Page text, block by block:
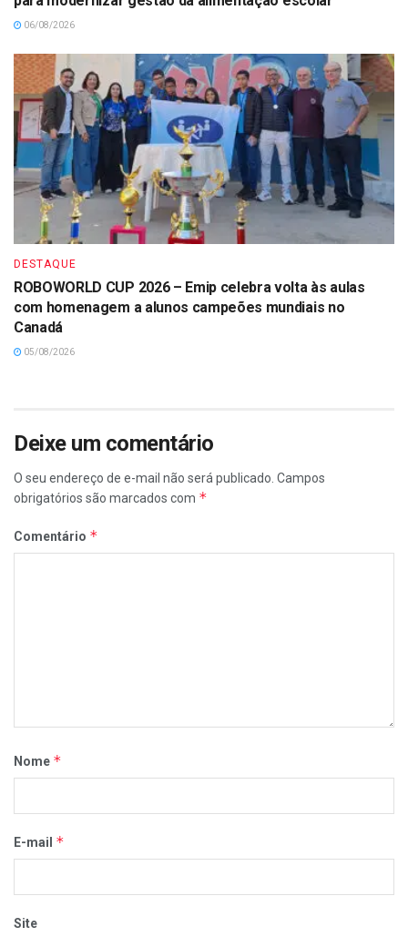
06/08/2026
DESTAQUE
ROBOWORLD CUP 2026 – Emip celebra volta às aulas
com homenagem a alunos campeões mundiais no
Canadá
05/08/2026
Deixe um comentário
O seu endereço de e-mail não será publicado. Campos
obrigatórios são marcados com *
Comentário *
Nome *
E-mail *
Site